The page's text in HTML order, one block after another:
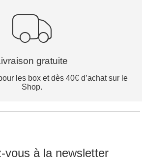
gratuite
les box et dès 40€ d’achat sur le
Shop.
vous à la newsletter